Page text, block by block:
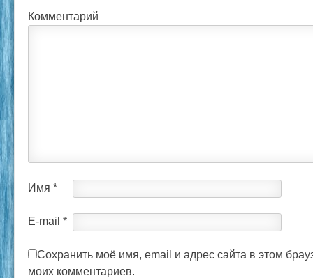
Комментарий
Имя *
E-mail *
Сохранить моё имя, email и адрес сайта в этом
моих комментариев.